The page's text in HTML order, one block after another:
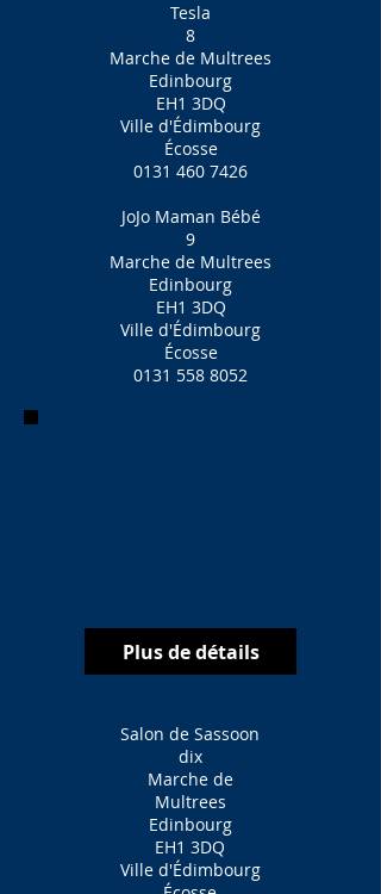
Tesla
8
Marche de Multrees
Edinbourg
EH1 3DQ
Ville d'Édimbourg
Écosse
0131 460 7426
JoJo Maman Bébé
9
Marche de Multrees
Edinbourg
EH1 3DQ
Ville d'Édimbourg
Écosse
0131 558 8052
Plus de détails
Salon de Sassoon
dix
Marche de
Multrees
Edinbourg
EH1 3DQ
Ville d'Édimbourg